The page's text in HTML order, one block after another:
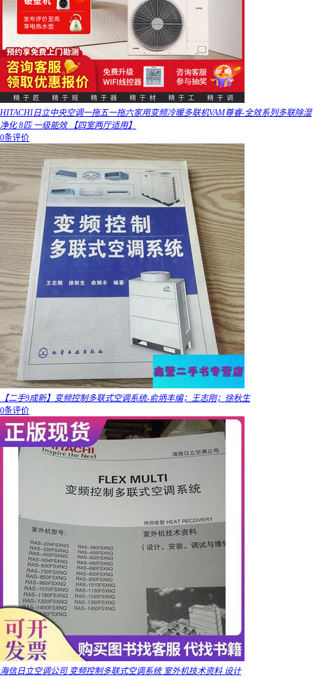
HITACHI日立中央空调一拖五一拖六家用变频冷暖多联机VAM尊睿-全效系列多联除湿
净化 8匹 一级能效 【四室两厅适用】
0条评价
【二手9成新】变频控制多联式空调系统-俞炳丰编；王志刚；徐秋生
0条评价
海信日立空调公司 变频控制多联式空调系统 室外机技术资料 设计